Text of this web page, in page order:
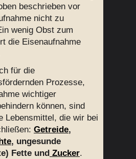
beschrieben vor
nicht zu
wenig Obst zum
die Eisenaufnahme
für die
Prozesse,
wichtiger
können, sind
Lebensmittel, die wir bei
Getreide,
, ungesunde
Fette und Zucker.